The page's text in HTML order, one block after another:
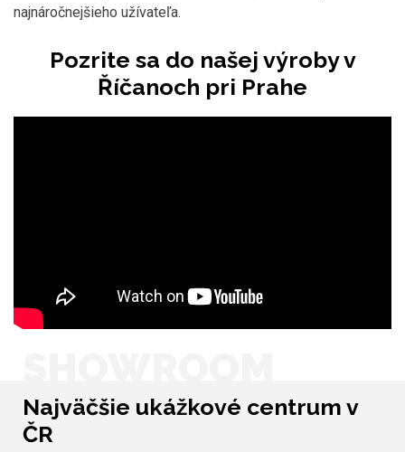
najnáročnejšieho užívateľa.
Pozrite sa do našej výroby v
Říčanoch pri Prahe
Najväčšie ukážkové centrum v
ČR